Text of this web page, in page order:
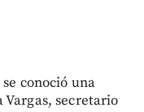
conoció una
secretario